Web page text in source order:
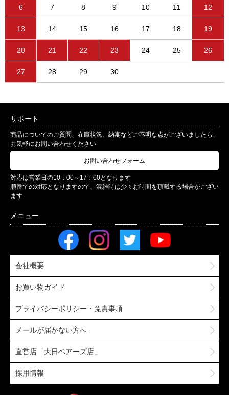
6 7 8 9 10 11 12
13 14 15 16 17 18 19
20 21 22 23 24 25 26
27 28 29 30
サポート
商品についてのご質問、在庫状況、納期などご不明な点がございましたら、
お気軽にお問い合わせください
お問い合わせフォーム
対応は営業日の10：00～17：00となります
順番での対応となりますので、混雑時は少々お時間を頂戴する場合がござい
ます
会社概要
お買い物ガイド
プライバシーポリシー・免責事項
メールが届かない方へ
直営店「大日ベアーズ店」
採用情報